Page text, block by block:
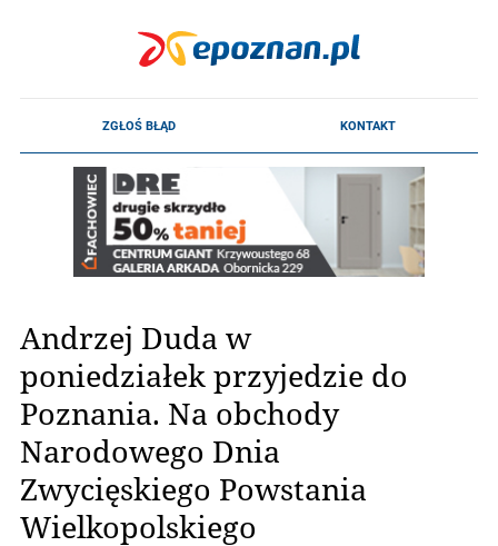
Andrzej Duda w
poniedziałek przyjedzie do
Poznania. Na obchody
Narodowego Dnia
Zwycięskiego Powstania
Wielkopolskiego